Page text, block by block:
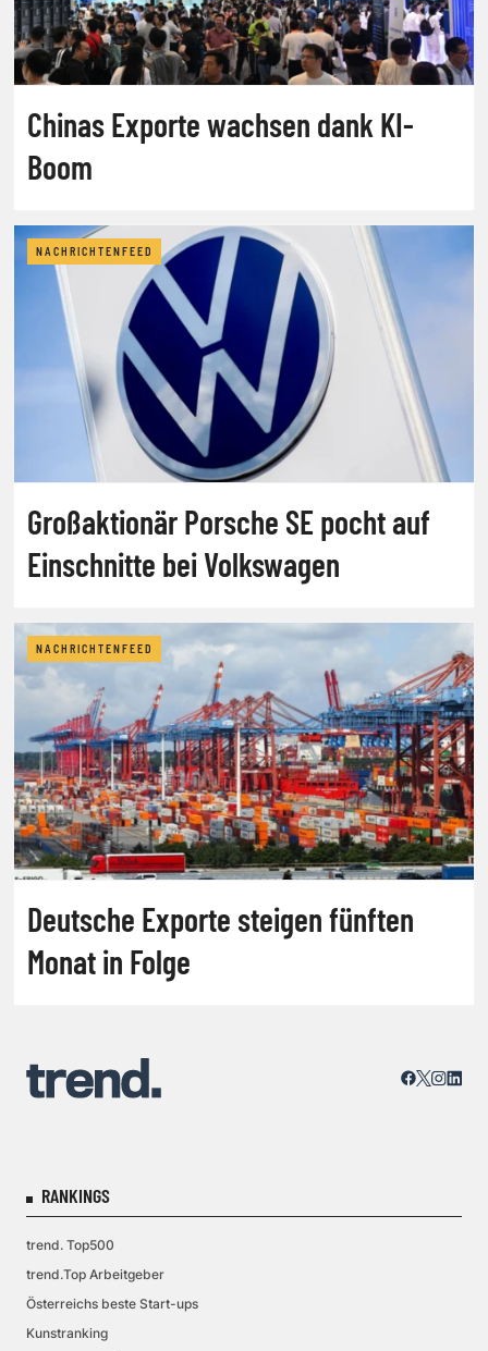
Chinas Exporte wachsen dank KI-
Boom
NACHRICHTENFEED
Großaktionär Porsche SE pocht auf
Einschnitte bei Volkswagen
NACHRICHTENFEED
Deutsche Exporte steigen fünften
Monat in Folge
RANKINGS
trend. Top500
trend.Top Arbeitgeber
Österreichs beste Start-ups
Kunstranking